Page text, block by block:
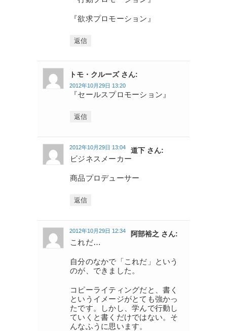
『欲求プロモーション』
返信
トモ・クルーズ さん:
2012年10月29日 13:20
『セールスプロモーション』
返信
道下 さん:
2012年10月29日 13:04
ビジネスメーカー
商品プロデューサー
返信
阿部裕之 さん:
2012年10月29日 12:34
これだ…
自分のなかで「これだ」という
のが、できました。
コピーライティングだと、書く
というイメージがとても強かっ
たです。しかし、学んで行動し
ていくと書くだけではない。そ
んなふうに思います。